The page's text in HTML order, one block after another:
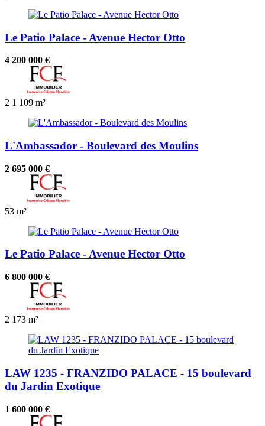
Le Patio Palace - Avenue Hector Otto
4 200 000 €
2 1 109 m²
L'Ambassador - Boulevard des Moulins
2 695 000 €
53 m²
Le Patio Palace - Avenue Hector Otto
6 800 000 €
2 173 m²
LAW 1235 - FRANZIDO PALACE - 15 boulevard
du Jardin Exotique
1 600 000 €